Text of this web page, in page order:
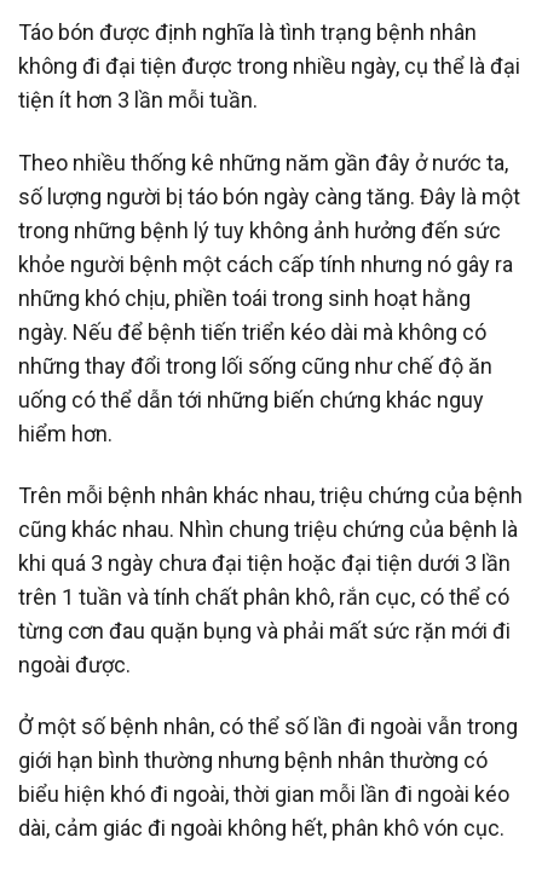
Táo bón được định nghĩa là tình trạng bệnh nhân
không đi đại tiện được trong nhiều ngày, cụ thể là đại
tiện ít hơn 3 lần mỗi tuần.
Theo nhiều thống kê những năm gần đây ở nước ta,
số lượng người bị táo bón ngày càng tăng. Đây là một
trong những bệnh lý tuy không ảnh hưởng đến sức
khỏe người bệnh một cách cấp tính nhưng nó gây ra
những khó chịu, phiền toái trong sinh hoạt hằng
ngày. Nếu để bệnh tiến triển kéo dài mà không có
những thay đổi trong lối sống cũng như chế độ ăn
uống có thể dẫn tới những biến chứng khác nguy
hiểm hơn.
Trên mỗi bệnh nhân khác nhau, triệu chứng của bệnh
cũng khác nhau. Nhìn chung triệu chứng của bệnh là
khi quá 3 ngày chưa đại tiện hoặc đại tiện dưới 3 lần
trên 1 tuần và tính chất phân khô, rắn cục, có thể có
từng cơn đau quặn bụng và phải mất sức rặn mới đi
ngoài được.
Ở một số bệnh nhân, có thể số lần đi ngoài vẫn trong
giới hạn bình thường nhưng bệnh nhân thường có
biểu hiện khó đi ngoài, thời gian mỗi lần đi ngoài kéo
dài, cảm giác đi ngoài không hết, phân khô vón cục.